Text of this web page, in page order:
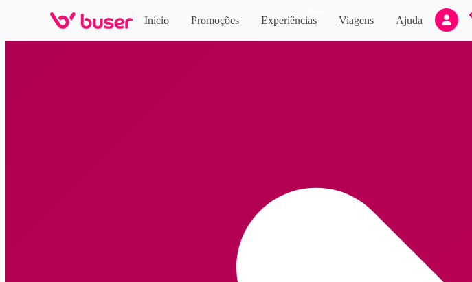
Início Promoções Experiências Viagens Ajuda
Home